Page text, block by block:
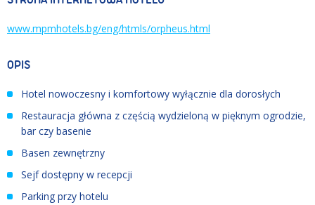
www.mpmhotels.bg/eng/htmls/orpheus.html
OPIS
Hotel nowoczesny i komfortowy wyłącznie dla dorosłych
Restauracja główna z częścią wydzieloną w pięknym ogrodzie,
bar czy basenie
Basen zewnętrzny
Sejf dostępny w recepcji
Parking przy hotelu